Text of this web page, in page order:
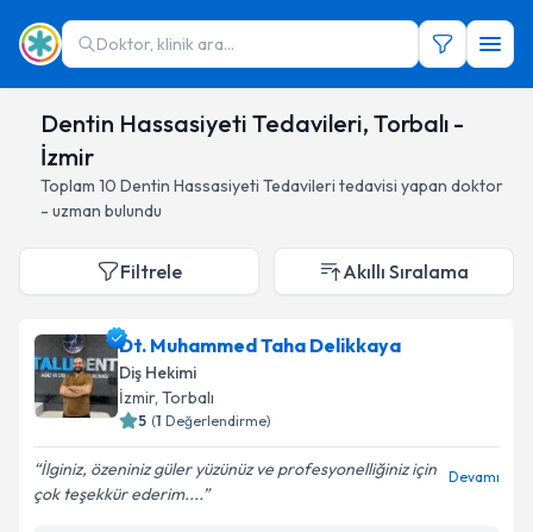
Doktor, klinik ara...
Dentin Hassasiyeti Tedavileri, Torbalı -
İzmir
Toplam 10 Dentin Hassasiyeti Tedavileri tedavisi yapan doktor
- uzman bulundu
Filtrele Akıllı Sıralama
Dt. Muhammed Taha Delikkaya
Diş Hekimi
İzmir, Torbalı
5 (1 Değerlendirme)
İlginiz, özeniniz güler yüzünüz ve profesyonelliğiniz için
çok teşekkür ederim....
Devamı